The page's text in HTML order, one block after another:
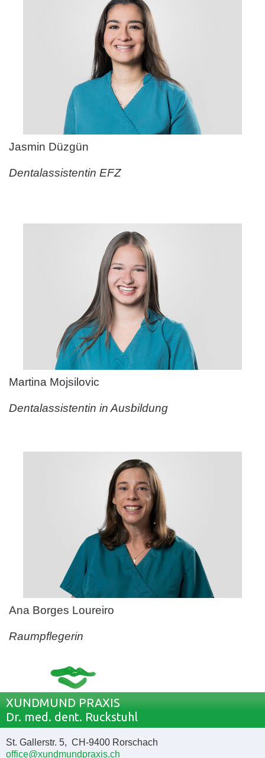
Jasmin Düzgün
Dentalassistentin EFZ
Martina Mojsilovic
Dentalassistentin in Ausbildung
Ana Borges Loureiro
Raumpflegerin
XUNDMUND PRAXIS
Dr. med. dent. Ruckstuhl
St. Gallerstr. 5, CH-9400 Rorschach
office@xundmundpraxis.ch